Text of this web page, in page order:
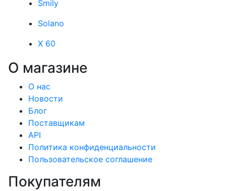
Smily
Solano
X 60
О магазине
О нас
Новости
Блог
Поставщикам
API
Политика конфиденциальности
Пользовательское соглашение
Покупателям